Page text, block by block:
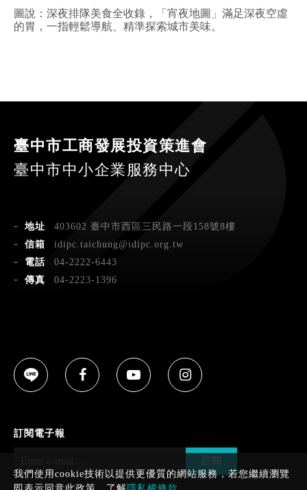
圖說：深夜排隊美食全收錄，「宵夜地圖」滿足深夜空虛
的胃，一指輕鬆導航、精準探索城市美味。
臺中市工商發展投資策進會
臺中市中小企業服務中心
地址
403602 臺中市西區三民路一段158號8樓
信箱
idipc.taichung@idipc.org.tw
電話
04-2222-6443
傳真
04-2223-1396
訂閱電子報
訂閱
我們使用cookie技術以提供更優質的網站服務，若您繼續瀏覽